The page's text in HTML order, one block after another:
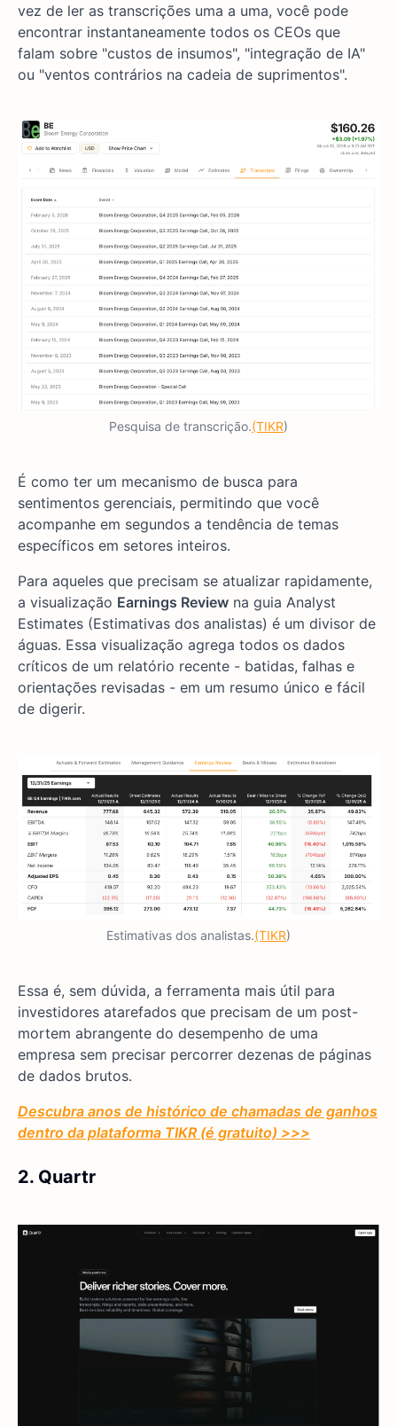
vez de ler as transcrições uma a uma, você pode
encontrar instantaneamente todos os CEOs que
falam sobre "custos de insumos", "integração de IA"
ou "ventos contrários na cadeia de suprimentos".
Pesquisa de transcrição.(TIKR)
É como ter um mecanismo de busca para
sentimentos gerenciais, permitindo que você
acompanhe em segundos a tendência de temas
específicos em setores inteiros.
Para aqueles que precisam se atualizar rapidamente,
a visualização Earnings Review na guia Analyst
Estimates (Estimativas dos analistas) é um divisor de
águas. Essa visualização agrega todos os dados
críticos de um relatório recente - batidas, falhas e
orientações revisadas - em um resumo único e fácil
de digerir.
Estimativas dos analistas.(TIKR)
Essa é, sem dúvida, a ferramenta mais útil para
investidores atarefados que precisam de um post-
mortem abrangente do desempenho de uma
empresa sem precisar percorrer dezenas de páginas
de dados brutos.
Descubra anos de histórico de chamadas de ganhos
dentro da plataforma TIKR (é gratuito) >>>
2. Quartr